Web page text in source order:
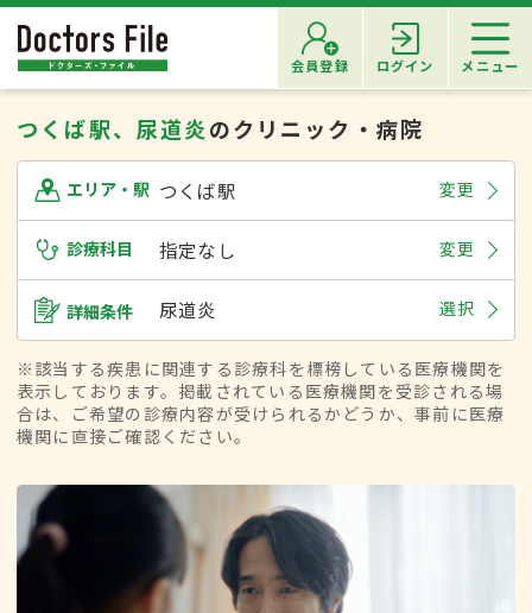
会員登録 ログイン メニュー
つくば駅、尿道炎のクリニック・病院
エリア・駅 つくば駅 変更
診療科目 指定なし 変更
詳細条件 尿道炎 選択
※該当する疾患に関連する診療科を標榜している医療機関を
表示しております。掲載されている医療機関を受診される場
合は、ご希望の診療内容が受けられるかどうか、事前に医療
機関に直接ご確認ください。